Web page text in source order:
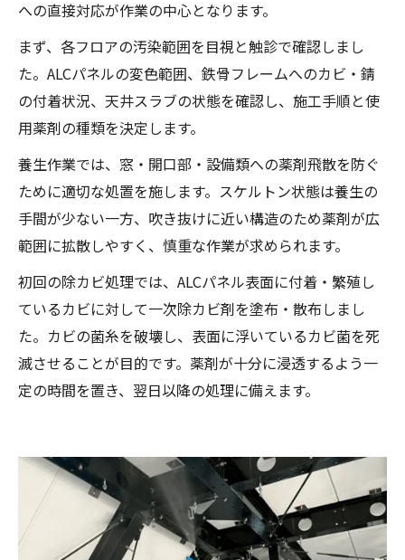
への直接対応が作業の中心となります。
まず、各フロアの汚染範囲を目視と触診で確認しまし
た。ALCパネルの変色範囲、鉄骨フレームへのカビ・錆
の付着状況、天井スラブの状態を確認し、施工手順と使
用薬剤の種類を決定します。
養生作業では、窓・開口部・設備類への薬剤飛散を防ぐ
ために適切な処置を施します。スケルトン状態は養生の
手間が少ない一方、吹き抜けに近い構造のため薬剤が広
範囲に拡散しやすく、慎重な作業が求められます。
初回の除カビ処理では、ALCパネル表面に付着・繁殖し
ているカビに対して一次除カビ剤を塗布・散布しまし
た。カビの菌糸を破壊し、表面に浮いているカビ菌を死
滅させることが目的です。薬剤が十分に浸透するよう一
定の時間を置き、翌日以降の処理に備えます。